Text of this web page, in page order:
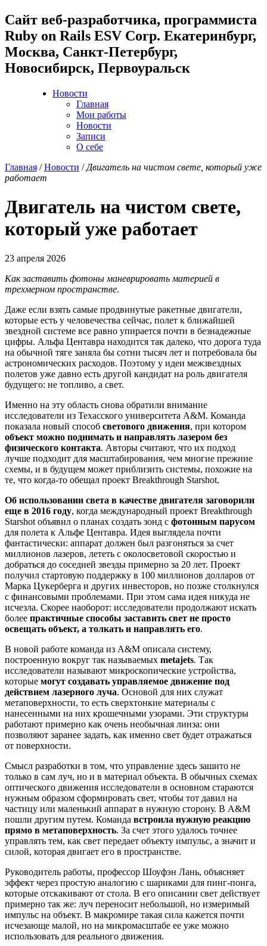
Cайт веб-разработчика, программиста
Ruby on Rails ESV Corp. Екатеринбург,
Москва, Санкт-Петербург,
Новосибирск, Первоуральск
Новости
Главная
Мои работы
Новости
Записи
О себе
Главная /Новости / Двигатель на чистом свете, который уже
работает
Двигатель на чистом свете,
который уже работает
23 апреля 2026
Как заставить фотоны маневрировать материей в
трехмерном пространстве.
Даже если взять самые продвинутые ракетные двигатели,
которые есть у человечества сейчас, полет к ближайшей
звездной системе все равно упирается почти в безнадежные
цифры. Альфа Центавра находится так далеко, что дорога туда
на обычной тяге заняла бы сотни тысяч лет и потребовала бы
астрономических расходов. Поэтому у идеи межзвездных
полетов уже давно есть другой кандидат на роль двигателя
будущего: не топливо, а свет.
Именно на эту область снова обратили внимание
исследователи из Техасского университета A&M. Команда
показала новый способ светового движения, при котором
объект можно поднимать и направлять лазером без
физического контакта. Авторы считают, что их подход
лучше подходит для масштабирования, чем многие прежние
схемы, и в будущем может приблизить системы, похожие на
те, что когда-то обещал проект Breakthrough Starshot.
Об использовании света в качестве двигателя заговорили
еще в 2016 году, когда международный проект Breakthrough
Starshot объявил о планах создать зонд с фотонным парусом
для полета к Альфе Центавра. Идея выглядела почти
фантастически: аппарат должен был разгоняться за счет
миллионов лазеров, лететь с околосветовой скоростью и
добраться до соседней звезды примерно за 20 лет. Проект
получил стартовую поддержку в 100 миллионов долларов от
Марка Цукерберга и других инвесторов, но позже столкнулся
с финансовыми проблемами. При этом сама идея никуда не
исчезла. Скорее наоборот: исследователи продолжают искать
более практичные способы заставить свет не просто
освещать объект, а толкать и направлять его.
В новой работе команда из A&M описала систему,
построенную вокруг так называемых metajets. Так
исследователи называют микроскопические устройства,
которые могут создавать управляемое движение под
действием лазерного луча. Основой для них служат
метаповерхности, то есть сверхтонкие материалы с
нанесенными на них крошечными узорами. Эти структуры
работают примерно как очень необычная линза: они
позволяют заранее задать, как именно свет будет отражаться
от поверхности.
Смысл разработки в том, что управление здесь зашито не
только в сам луч, но и в материал объекта. В обычных схемах
оптического движения исследователи в основном стараются
нужным образом сформировать свет, чтобы тот давил на
частицу или маленький аппарат в нужную сторону. В A&M
пошли другим путем. Команда встроила нужную реакцию
прямо в метаповерхность. За счет этого удалось точнее
управлять тем, как свет передает объекту импульс, а значит и
силой, которая двигает его в пространстве.
Руководитель работы, профессор Шоуфэн Лань, объясняет
эффект через простую аналогию с шариками для пинг-понга,
которые отскакивают от стола. В его описании свет действует
примерно так же: луч переносит небольшой, но измеримый
импульс на объект. В макромире такая сила кажется почти
исчезающе малой, но на микромасштабе ее уже можно
использовать для реального движения.